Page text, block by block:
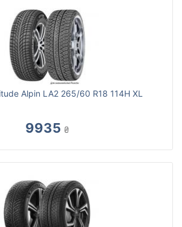
Alpin LA2 265/60 R18 114H XL
9935 ₴